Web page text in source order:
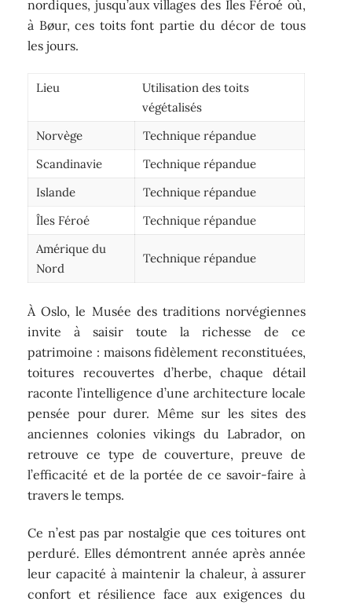
nordiques, jusqu’aux villages des Îles Féroé où,
à Bøur, ces toits font partie du décor de tous
les jours.
Lieu
Utilisation des toits
végétalisés
Norvège
Technique répandue
Scandinavie
Technique répandue
Islande
Technique répandue
Îles Féroé
Technique répandue
Amérique du
Nord
Technique répandue
À Oslo, le Musée des traditions norvégiennes
invite à saisir toute la richesse de ce
patrimoine : maisons fidèlement reconstituées,
toitures recouvertes d’herbe, chaque détail
raconte l’intelligence d’une architecture locale
pensée pour durer. Même sur les sites des
anciennes colonies vikings du Labrador, on
retrouve ce type de couverture, preuve de
l’efficacité et de la portée de ce savoir-faire à
travers le temps.
Ce n’est pas par nostalgie que ces toitures ont
perduré. Elles démontrent année après année
leur capacité à maintenir la chaleur, à assurer
confort et résilience face aux exigences du